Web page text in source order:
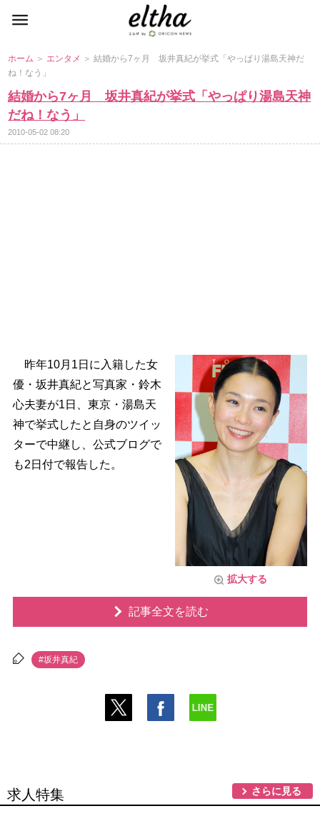
ホーム ＞ エンタメ ＞ 結婚から7ヶ月 坂井真紀が挙式「やっぱり湯島天神だ
ね！なう」
結婚から7ヶ月 坂井真紀が挙式「やっぱり湯島天神
だね！なう」
2010-05-02 08:20
拡大する
昨年10月1日に入籍した女
優・坂井真紀と写真家・鈴木
心夫妻が1日、東京・湯島天
神で挙式したと自身のツイッ
ターで中継し、公式ブログで
も2日付で報告した。
記事全文を読む
#坂井真紀
求人特集 さらに見る